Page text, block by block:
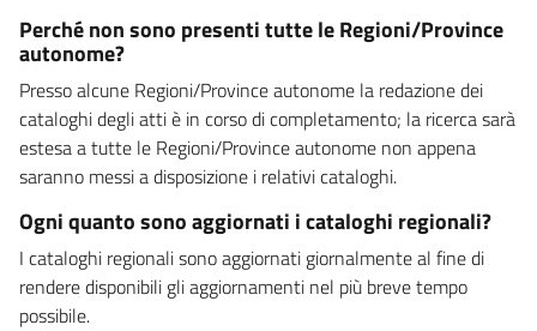
Perché non sono presenti tutte le Regioni/Province
autonome?
Presso alcune Regioni/Province autonome la redazione dei
cataloghi degli atti è in corso di completamento; la ricerca sarà
estesa a tutte le Regioni/Province autonome non appena
saranno messi a disposizione i relativi cataloghi.
Ogni quanto sono aggiornati i cataloghi regionali?
I cataloghi regionali sono aggiornati giornalmente al fine di
rendere disponibili gli aggiornamenti nel più breve tempo
possibile.